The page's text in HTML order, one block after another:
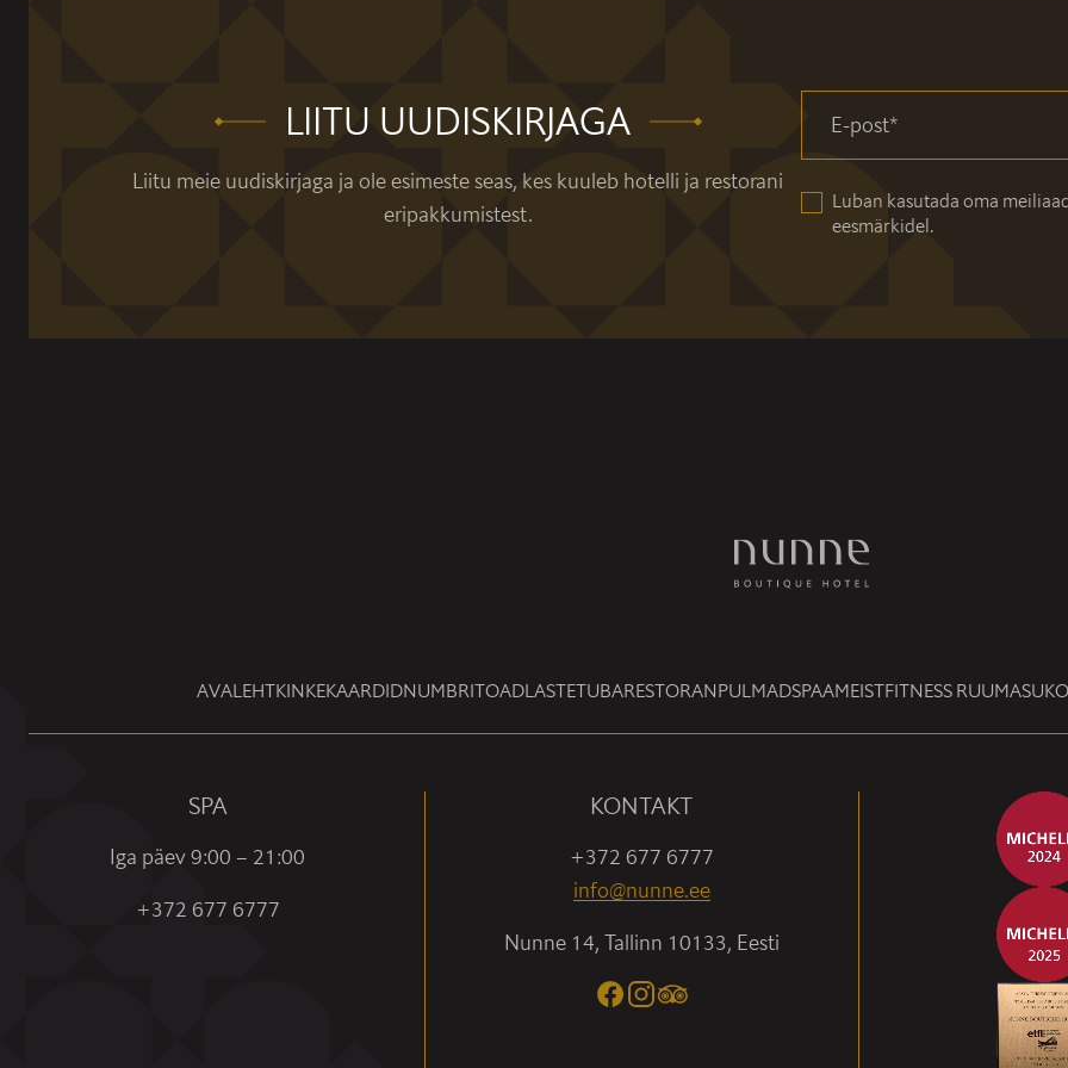
LIITU UUDISKIRJAGA
Liitu meie uudiskirjaga ja ole esimeste seas, kes kuuleb hotelli ja restorani
eripakkumistest.
E-post*
Luban kasutada oma meiliaadressi turunduslikel
eesmärkidel.
AVALEHTKINKEKAARDIDNUMBRITOADLASTETUBARESTORANPULMADSPAAMEISTFITNESS RUUM
SPA
Iga päev 9:00 – 21:00
+372 677 6777
KONTAKT
+372 677 6777
info@nunne.ee
Nunne 14, Tallinn 10133, Eesti